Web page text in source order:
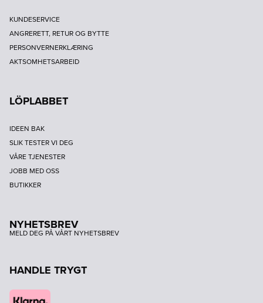
KUNDESERVICE
ANGRERETT, RETUR OG BYTTE
PERSONVERNERKLÆRING
AKTSOMHETSARBEID
LÖPLABBET
IDEEN BAK
SLIK TESTER VI DEG
VÅRE TJENESTER
JOBB MED OSS
BUTIKKER
NYHETSBREV
MELD DEG PÅ VÅRT NYHETSBREV
HANDLE TRYGT